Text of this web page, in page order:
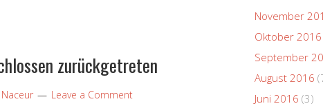
zurückgetreten
Leave a Comment
November
Oktober 2016
September
August 2016
Juni 2016 (3)